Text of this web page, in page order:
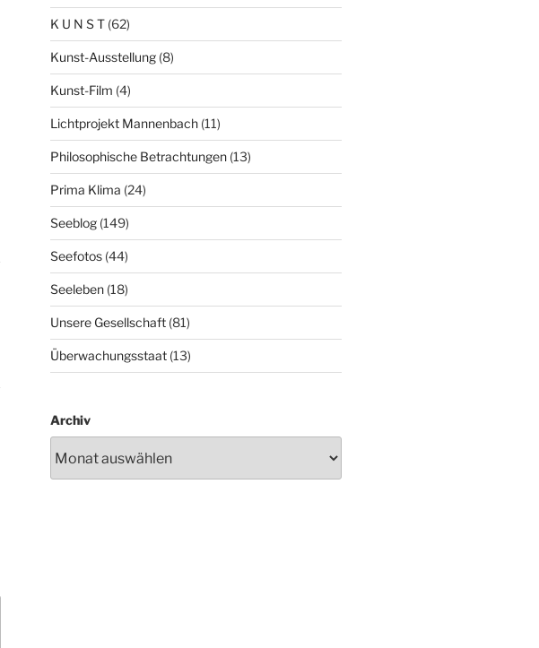
K U N S T(62)
Kunst-Ausstellung(8)
Kunst-Film (4)
Lichtprojekt Mannenbach(11)
Philosophische Betrachtungen(13)
Prima Klima (24)
Seeblog(149)
Seefotos(44)
Seeleben(18)
Unsere Gesellschaft(81)
Überwachungsstaat(13)
Archiv